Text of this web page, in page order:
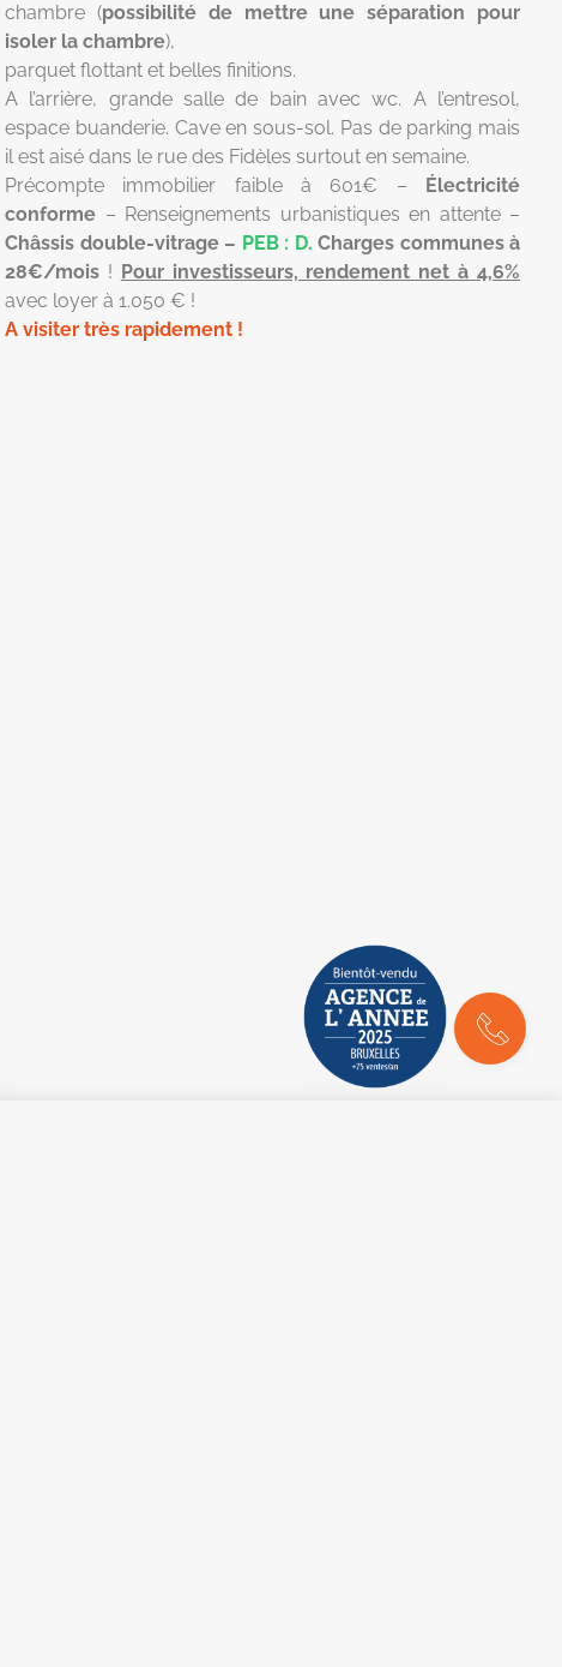
chambre (possibilité de mettre une séparation pour
isoler la chambre),
parquet flottant et belles finitions.
A l’arrière, grande salle de bain avec wc. A l’entresol,
espace buanderie. Cave en sous-sol. Pas de parking mais
il est aisé dans le rue des Fidèles surtout en semaine.
Précompte immobilier faible à 601€ –
Électricité
conforme – Renseignements urbanistiques en attente –
Châssis double-vitrage – PEB : D. Charges communes à
28€/mois ! Pour investisseurs, rendement net à 4,6%
avec loyer à 1.050 € !
A visiter très rapidement !